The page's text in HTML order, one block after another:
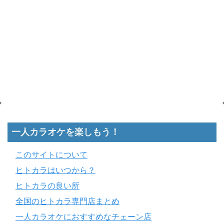
一人カラオケを楽しもう！
このサイトについて
ヒトカラはいつから？
ヒトカラの良い所
全国のヒトカラ専門店まとめ
一人カラオケにおすすめなチェーン店